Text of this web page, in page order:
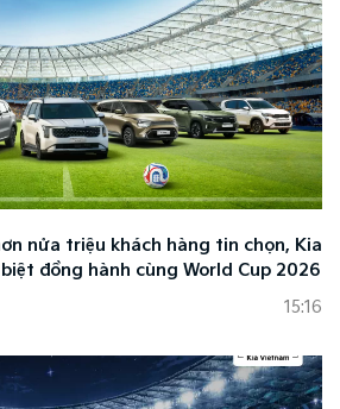
nửa triệu khách hàng tin chọn, Kia
đồng hành cùng World Cup 2026
15:16